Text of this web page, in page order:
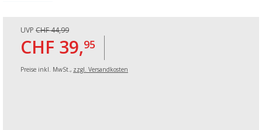
UVP CHF 44,99
CHF 39,95
Preise inkl. MwSt., zzgl. Versandkosten